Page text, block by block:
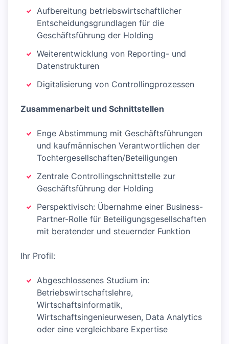
Aufbereitung betriebswirtschaftlicher
Entscheidungsgrundlagen für die
Geschäftsführung der Holding
Weiterentwicklung von Reporting- und
Datenstrukturen
Digitalisierung von Controllingprozessen
Zusammenarbeit und Schnittstellen
Enge Abstimmung mit Geschäftsführungen
und kaufmännischen Verantwortlichen der
Tochtergesellschaften/Beteiligungen
Zentrale Controllingschnittstelle zur
Geschäftsführung der Holding
Perspektivisch: Übernahme einer Business-
Partner-Rolle für Beteiligungsgesellschaften
mit beratender und steuernder Funktion
Ihr Profil:
Abgeschlossenes Studium in:
Betriebswirtschaftslehre,
Wirtschaftsinformatik,
Wirtschaftsingenieurwesen, Data Analytics
oder eine vergleichbare Expertise